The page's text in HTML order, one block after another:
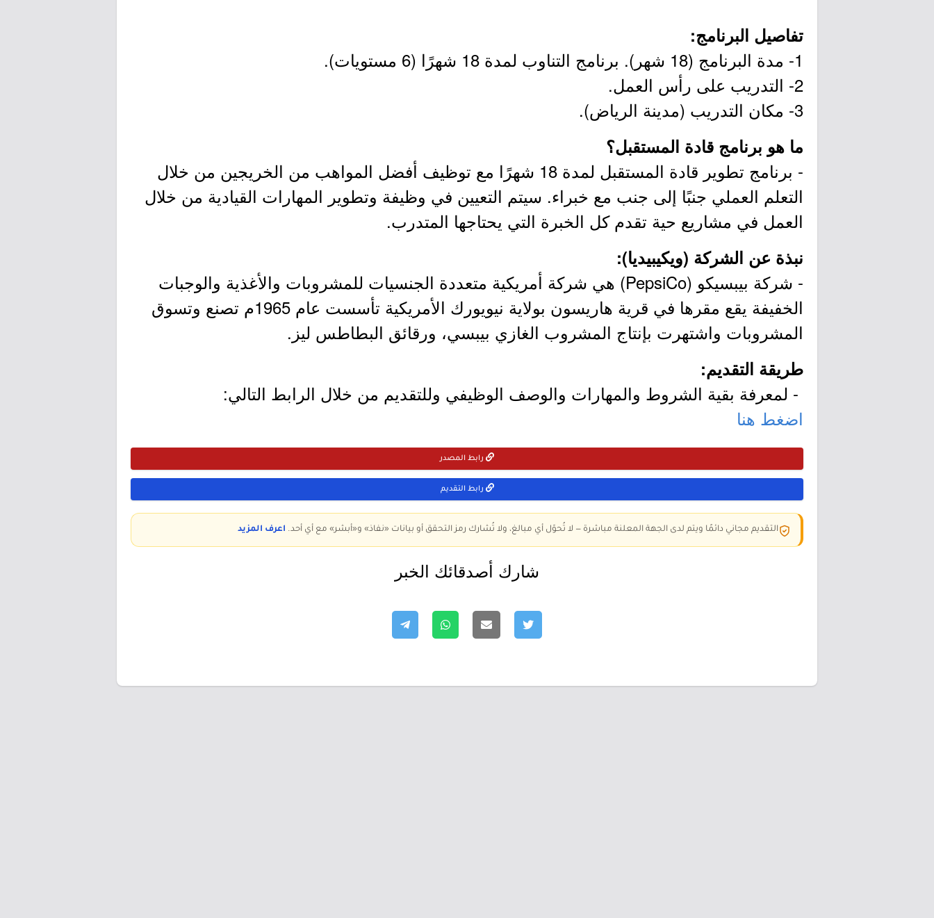
تفاصيل البرنامج:
1- مدة البرنامج (18 شهر). برنامج التناوب لمدة 18 شهرًا (6 مستويات).
2- التدريب على رأس العمل.
3- مكان التدريب (مدينة الرياض).
ما هو برنامج قادة المستقبل؟
- برنامج تطوير قادة المستقبل لمدة 18 شهرًا مع توظيف أفضل المواهب من الخريجين من خلال
التعلم العملي جنبًا إلى جنب مع خبراء. سيتم التعيين في وظيفة وتطوير المهارات القيادية من خلال
العمل في مشاريع حية تقدم كل الخبرة التي يحتاجها المتدرب.
نبذة عن الشركة (ويكيبيديا):
- شركة بيبسيكو (PepsiCo)‏ هي شركة أمريكية متعددة الجنسيات للمشروبات والأغذية والوجبات
الخفيفة يقع مقرها في قرية هاريسون بولاية نيويورك الأمريكية تأسست عام 1965م تصنع وتسوق
المشروبات واشتهرت بإنتاج المشروب الغازي بيبسي، ورقائق البطاطس ليز.
طريقة التقديم:
- لمعرفة بقية الشروط والمهارات والوصف الوظيفي وللتقديم من خلال الرابط التالي:
اضغط هنا
رابط المصدر
رابط التقديم
التقديم مجاني دائمًا ويتم لدى الجهة المعلنة مباشرة — لا تُحوّل أي مبالغ، ولا تُشارك رمز التحقق أو بيانات «نفاذ» و«أبشر» مع أي أحد. اعرف المزيد
شارك أصدقائك الخبر